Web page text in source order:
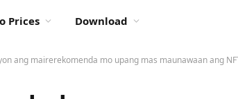
Prices Download
ang mairerekomenda mo upang mas maunawaan ang